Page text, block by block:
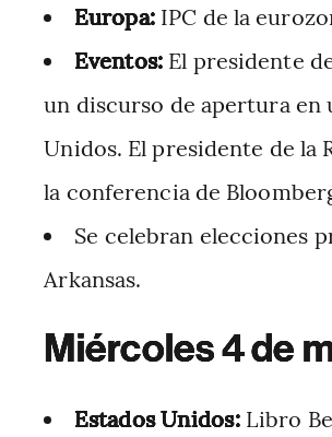
Europa: IPC de la
Eventos: El presidente
un discurso de apertura en
Unidos. El presidente de la
la conferencia de
Se celebran elecciones
Arkansas.
Miércoles 4 de
Estados Unidos:Libro